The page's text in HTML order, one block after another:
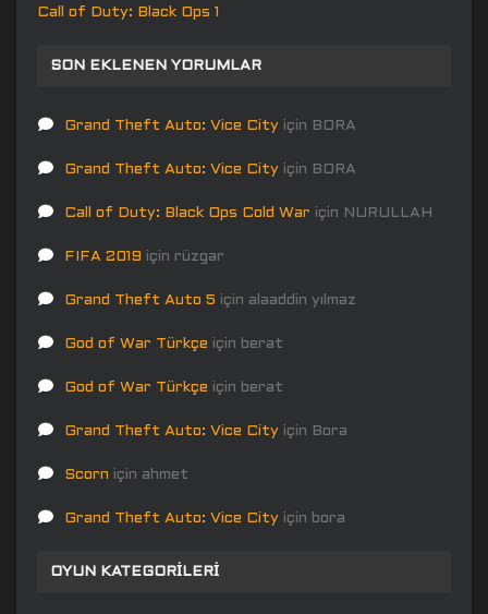
Call of Duty: Black Ops 1
SON EKLENEN YORUMLAR
Grand Theft Auto: Vice City için BORA
Grand Theft Auto: Vice City için BORA
Call of Duty: Black Ops Cold War için NURULLAH
FIFA 2019 için rüzgar
Grand Theft Auto 5 için alaaddin yılmaz
God of War Türkçe için berat
God of War Türkçe için berat
Grand Theft Auto: Vice City için Bora
Scorn için ahmet
Grand Theft Auto: Vice City için bora
OYUN KATEGORILERI